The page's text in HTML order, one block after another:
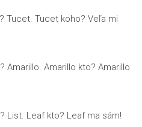
Tucet. Tucet koho? Veľa mi
Amarillo. Amarillo kto? Amarillo
List. Leaf kto? Leaf ma sám!